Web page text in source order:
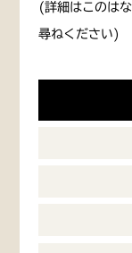
(詳細はこのは
尋ねください)